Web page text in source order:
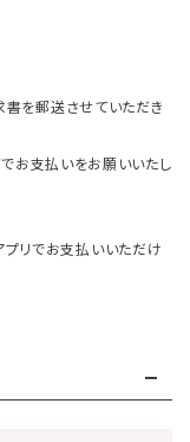
書を郵送させていただき
お支払いをお願いいたし
プリでお支払いいただけ